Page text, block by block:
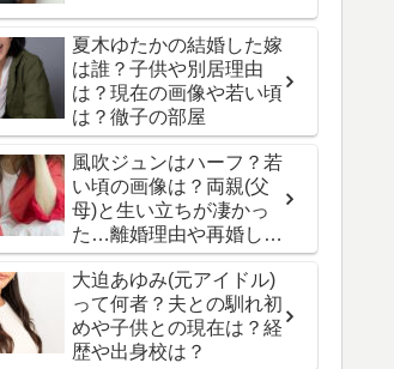
夏木ゆたかの結婚した嫁
は誰？子供や別居理由
は？現在の画像や若い頃
は？徹子の部屋
風吹ジュンはハーフ？若
い頃の画像は？両親(父
母)と生い立ちが凄かっ
た…離婚理由や再婚した
夫と子供の現在は？
大迫あゆみ(元アイドル)
って何者？夫との馴れ初
めや子供との現在は？経
歴や出身校は？